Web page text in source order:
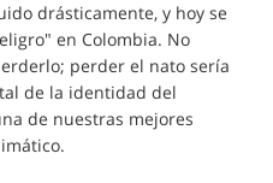
drásticamente, y hoy se
en Colombia. No
perder el nato sería
de la identidad del
de nuestras mejores